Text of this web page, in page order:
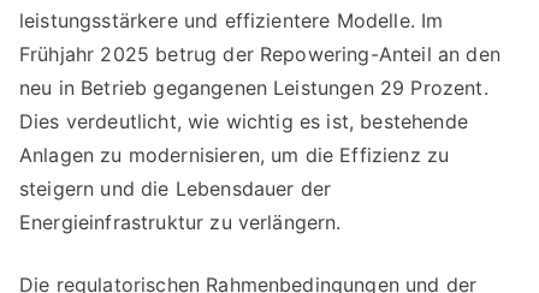
leistungsstärkere und effizientere Modelle. Im
Frühjahr 2025 betrug der Repowering-Anteil an den
neu in Betrieb gegangenen Leistungen 29 Prozent.
Dies verdeutlicht, wie wichtig es ist, bestehende
Anlagen zu modernisieren, um die Effizienz zu
steigern und die Lebensdauer der
Energieinfrastruktur zu verlängern.
Die regulatorischen Rahmenbedingungen und der